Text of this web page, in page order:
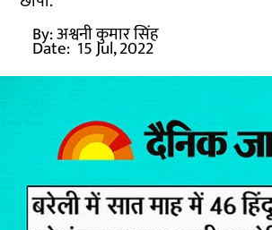
By:अश्वनी कुमार सिंह
Date: 15 Jul, 2022